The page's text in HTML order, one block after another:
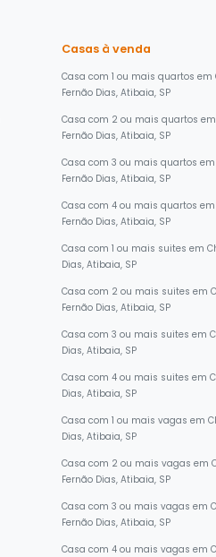
Casas à venda
Casa com 1 ou mais quartos em
Fernão Dias, Atibaia, SP
Casa com 2 ou mais quartos
Fernão Dias, Atibaia, SP
Casa com 3 ou mais quartos
Fernão Dias, Atibaia, SP
Casa com 4 ou mais quartos
Fernão Dias, Atibaia, SP
Casa com 1 ou mais suites em
Dias, Atibaia, SP
Casa com 2 ou mais suites em
Fernão Dias, Atibaia, SP
Casa com 3 ou mais suites em
Dias, Atibaia, SP
Casa com 4 ou mais suites em
Dias, Atibaia, SP
Casa com 1 ou mais vagas em
Dias, Atibaia, SP
Casa com 2 ou mais vagas em
Fernão Dias, Atibaia, SP
Casa com 3 ou mais vagas em
Fernão Dias, Atibaia, SP
Casa com 4 ou mais vagas em